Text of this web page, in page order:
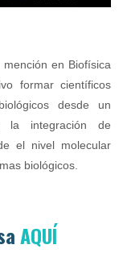
en Biofísica
formar científicos
desde un
la integración de
el nivel molecular
biológicos.
AQUÍ